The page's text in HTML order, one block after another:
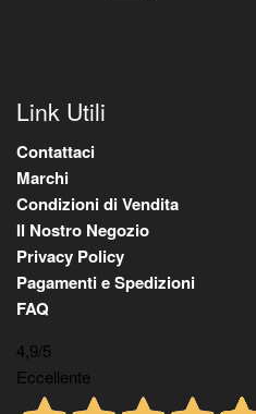
Link Utili
Contattaci
Marchi
Condizioni di Vendita
Il Nostro Negozio
Privacy Policy
Pagamenti e Spedizioni
FAQ
4,9/5
Eccellente